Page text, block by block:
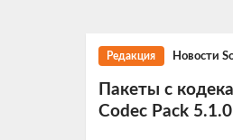
Редакция Новости
Пакеты с
Codec Pack 5.1.0